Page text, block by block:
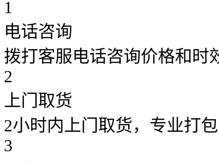
1
电话咨询
拨打客服电话咨询价格和时
2
上门取货
2小时内上门取货，专业打包
3